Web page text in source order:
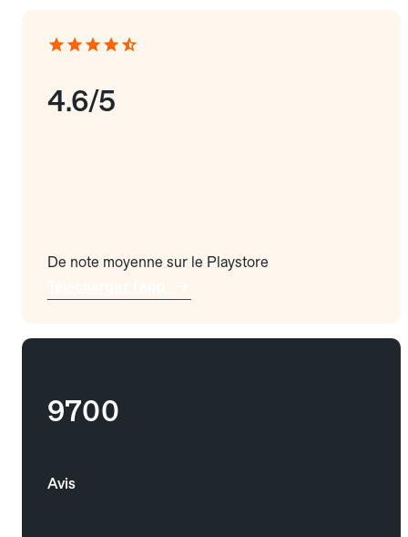
4.6/5
De note moyenne sur le Playstore
9700
Avis